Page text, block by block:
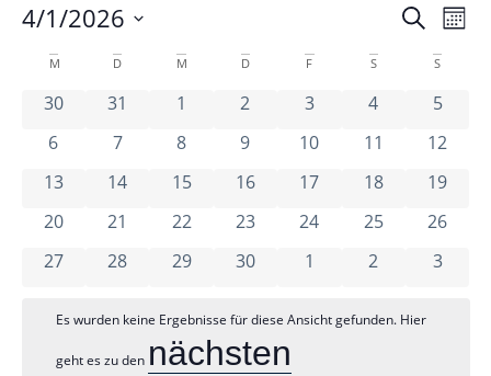
Suche
4/1/2026
wählen.
Kalender
von
M D M D F S S
0 Veranstaltungen
30 0 Veranstaltungen
31 0 Veranstaltungen
1 0 Veranstaltungen
2 0 Veranstaltungen
3 0
4 0
5
0 Veranstaltungen
6 0 Veranstaltungen
7 0 Veranstaltungen
8 0 Veranstaltungen
9 0 Veranstaltungen
10 0
11 0
12
0 Veranstaltungen
13 0 Veranstaltungen
14 0 Veranstaltungen
15 0 Veranstaltungen
16 0 Veranstaltungen
17 0
18 0
19
0 Veranstaltungen
20 0 Veranstaltungen
21 0 Veranstaltungen
22 0 Veranstaltungen
23 0 Veranstaltungen
24 0
25 0
26
0 Veranstaltungen
27 0 Veranstaltungen
28 0 Veranstaltungen
29 0 Veranstaltungen
30 0 Veranstaltungen
1 0
2 0
3
Es wurden keine Ergebnisse für diese Ansicht gefunden. Hier
geht es zu den nächsten